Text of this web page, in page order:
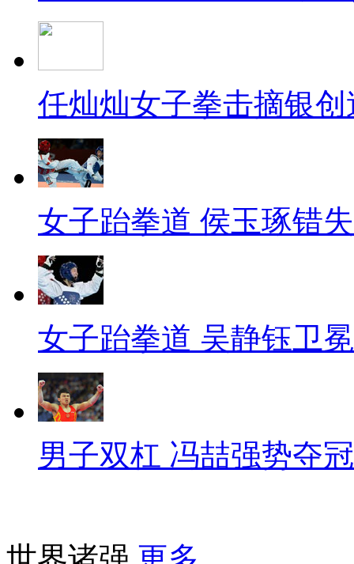
任灿灿女子拳击摘银
女子跆拳道 侯玉琢错
女子跆拳道 吴静钰卫冕
男子双杠 冯喆强势夺冠